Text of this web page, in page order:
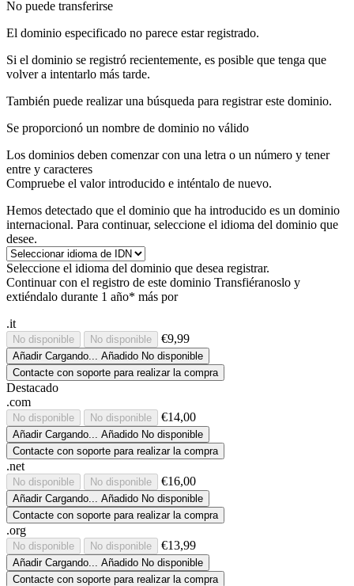
No puede transferirse
El dominio especificado no parece estar registrado.
Si el dominio se registró recientemente, es posible que tenga que
volver a intentarlo más tarde.
También puede realizar una búsqueda para registrar este dominio.
Se proporcionó un nombre de dominio no válido
Los dominios deben comenzar con una letra o un número y tener
entre y caracteres
Compruebe el valor introducido e inténtalo de nuevo.
Hemos detectado que el dominio que ha introducido es un dominio
internacional. Para continuar, seleccione el idioma del dominio que
desee.
Seleccione el idioma del dominio que desea registrar.
Continuar con el registro de este dominio Transfiéranoslo y
extiéndalo durante 1 año* más por
.it
No disponible No disponible €9,99
Añadir Cargando... Añadido No disponible
Contacte con soporte para realizar la compra
Destacado
.com
No disponible No disponible €14,00
Añadir Cargando... Añadido No disponible
Contacte con soporte para realizar la compra
.net
No disponible No disponible €16,00
Añadir Cargando... Añadido No disponible
Contacte con soporte para realizar la compra
.org
No disponible No disponible €13,99
Añadir Cargando... Añadido No disponible
Contacte con soporte para realizar la compra